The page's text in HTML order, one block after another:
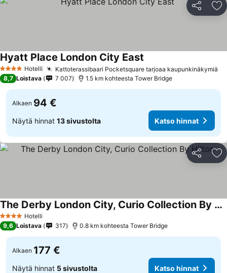
Jaa
4 Tähtiluokitus
Hotelli Kattoterassibaari Pocketsquare tarjoaa kaupunkinäkymiä
Hyatt Place London City East
8,7 Loistava 7 007 1.5 km kohteesta Tower Bridge
Alkaen 94 €
Näytä hinnat 13 sivustolta Katso hinnat
Jaa
4 Tähtiluokitus
Hotelli
The Derby London City, Curio Collection By Hilton
9,6 Loistava 317 0.8 km kohteesta Tower Bridge
Alkaen 177 €
Näytä hinnat 5 sivustolta Katso hinnat